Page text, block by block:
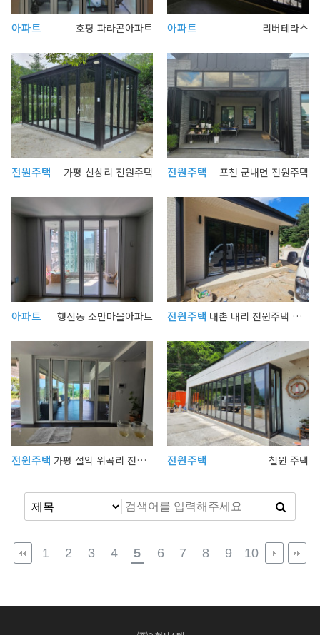
아파트 호평 파라곤아파트 아파트 리버테라스
전원주택 가평 신상리 전원주택 전원주택 포천 군내면 전원주택
아파트 행신동 소만마을아파트 전원주택 내촌 내리 전원주택 단열폴딩
전원주택 가평 설악 위곡리 전원주택 전원주택 철원 주택
1 2 3 4 5 6 7 8 9 10